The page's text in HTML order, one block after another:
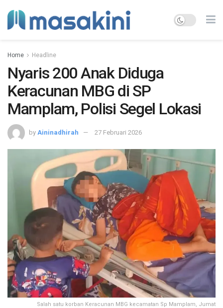
Home Headline
Nyaris 200 Anak Diduga
Keracunan MBG di SP
Mamplam, Polisi Segel Lokasi
by Aininadhirah 27 Februari 2026
Salah satu korban Keracunan MBG kecamatan Sp Mamplam, Jumat